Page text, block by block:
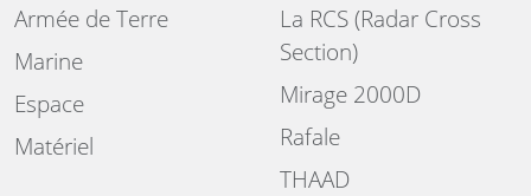
Armée de Terre
Marine
Espace
Matériel
La RCS (Radar Cross
Section)
Mirage 2000D
Rafale
THAAD